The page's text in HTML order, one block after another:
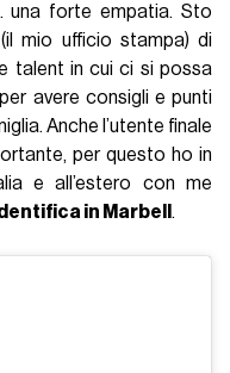
una forte empatia. Sto
mio ufficio stampa) di
talent in cui ci si possa
avere consigli e punti
Anche l’utente finale
per questo ho in
e all’estero con me
in Marbell .